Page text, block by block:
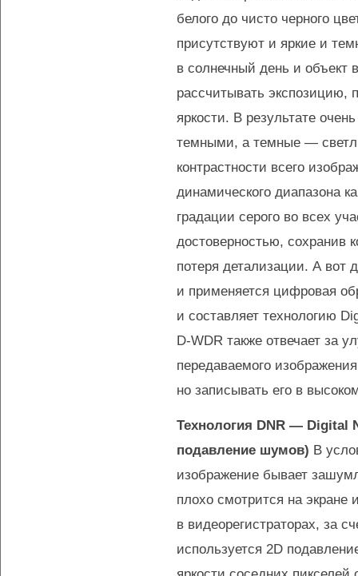
белого до чисто черного
присутствуют и яркие и
в солнечный день и объект
рассчитывать экспозицию,
яркости. В результате
темными, а темные —
контрастности всего
динамического диапазона
градации серого во всех
достоверностью, сохранив
потеря детализации. А вот
и применяется цифровая
и составляет технологию
D-WDR также отвечает за
передаваемого
но записывать его в
Технология DNR — Digital
подавление шумов) В
изображение бывает
плохо смотрится на
в видеорегистраторах, за
используется 2D